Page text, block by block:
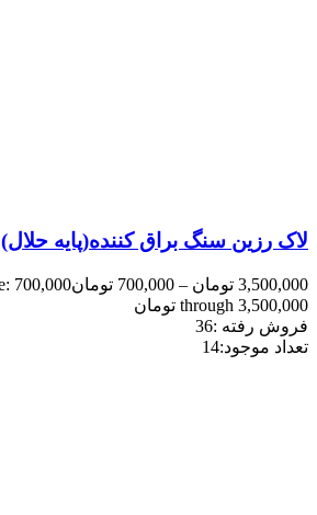
لاک رزین سنگ براق کننده(پایه حلال)
3,500,000 تومان –
700,000 تومان
through 3,500,000 تومان
فروش رفته :36
تعداد موجود:14